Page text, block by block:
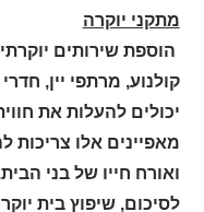
מתקני יוקרה
הוספת שירותים
קולנוע, מרתפי יין,
יכולים להעלות את
מאפיינים אלו צריכות
ואורח חייו של בני
לסיכום, שיפוץ בית